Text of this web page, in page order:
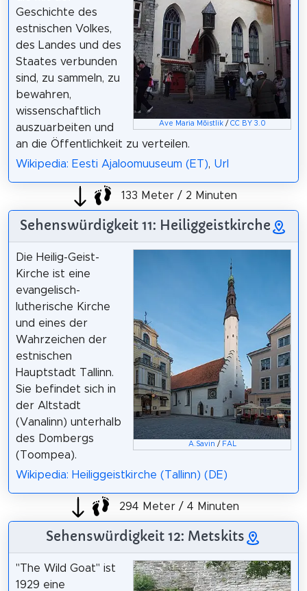
Ave Maria Mõistlik/ CC BY 3.0
Geschichte des
estnischen Volkes,
des Landes und des
Staates verbunden
sind, zu sammeln, zu
bewahren,
wissenschaftlich
auszuarbeiten und
an die Öffentlichkeit zu verteilen.
Wikipedia: Eesti Ajaloomuuseum (ET), Url
133 Meter / 2 Minuten
Sehenswürdigkeit 11: Heiliggeistkirche
A.Savin / FAL
Die Heilig-Geist-
Kirche ist eine
evangelisch-
lutherische Kirche
und eines der
Wahrzeichen der
estnischen
Hauptstadt Tallinn.
Sie befindet sich in
der Altstadt
(Vanalinn) unterhalb
des Dombergs
(Toompea).
Wikipedia: Heiliggeistkirche (Tallinn) (DE)
294 Meter / 4 Minuten
Sehenswürdigkeit 12: Metskits
"The Wild Goat" ist
1929 eine